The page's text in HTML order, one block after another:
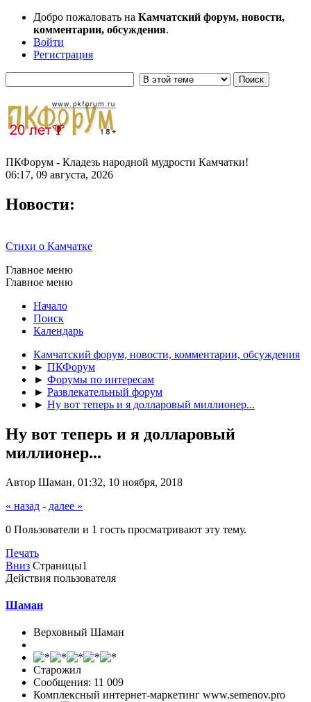
Добро пожаловать на Камчатский форум, новости,
комментарии, обсуждения.
Войти
Регистрация
ПКФорум - Кладезь народной мудрости Камчатки!
06:17, 09 августа, 2026
Новости:
Стихи о Камчатке
Главное меню
Главное меню
Начало
Поиск
Календарь
Камчатский форум, новости, комментарии, обсуждения
► ПКФорум
► Форумы по интересам
► Развлекательный форум
► Ну вот теперь и я долларовый миллионер...
Ну вот теперь и я долларовый
миллионер...
Автор Шаман, 01:32, 10 ноября, 2018
« назад - далее »
0 Пользователи и 1 гость просматривают эту тему.
Печать
Вниз Страницы1
Действия пользователя
Шаман
Верховный Шаман
Старожил
Сообщения: 11 009
Комплексный интернет-маркетинг www.semenov.pro